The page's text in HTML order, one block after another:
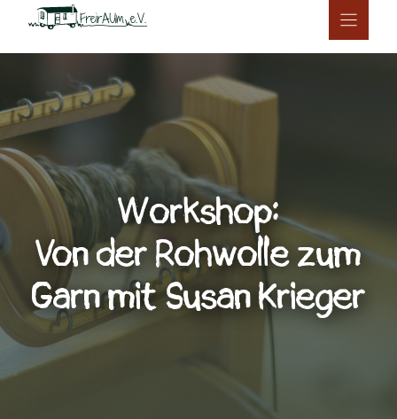
Inhalt
springen
Workshop:
Von der Rohwolle zum
Garn mit Susan Krieger